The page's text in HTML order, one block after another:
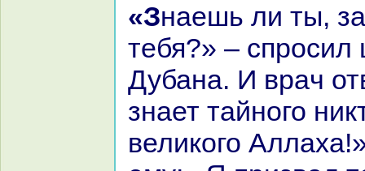
«Знaешь ли ты, зачем я призвал
тебя?» – спросил
Дубанa. И вpaч
знaет тайного
великoго